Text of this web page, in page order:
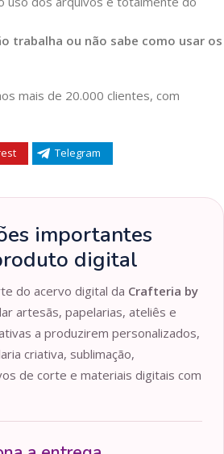
trabalha ou não sabe como usar os
mais de 20.000 clientes, com
Telegram
importantes
digital
do acervo digital da Crafteria by
artesãs, papelarias, ateliês e
a produzirem personalizados,
criativa, sublimação,
de corte e materiais digitais com